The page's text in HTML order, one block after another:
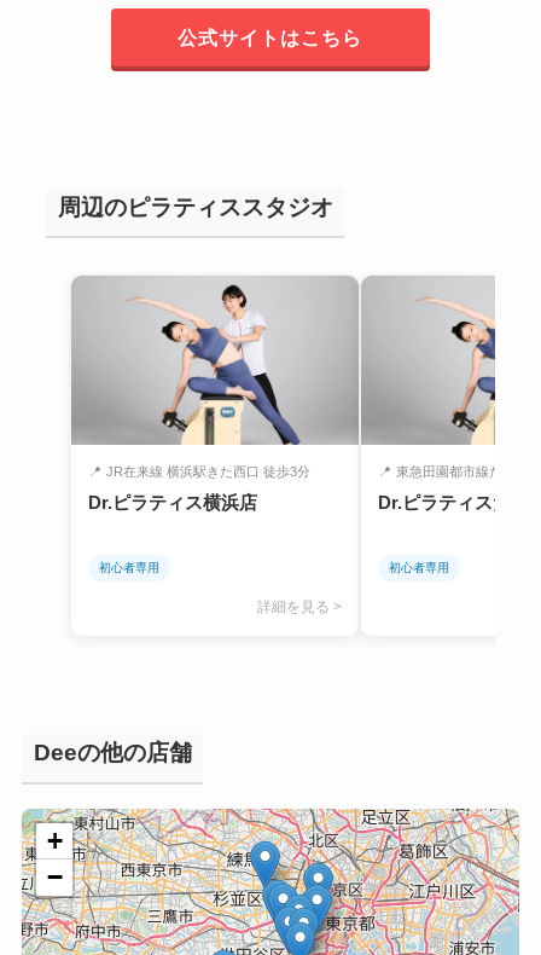
公式サイトはこちら
周辺のピラティススタジオ
📍 JR在来線 横浜駅きた西口 徒歩3分
Dr.ピラティス横浜店
初心者専用
詳細を見る >
📍 東急田園都市線たまプ
Dr.ピラティスたま
初心者専用
Deeの他の店舗
+
−